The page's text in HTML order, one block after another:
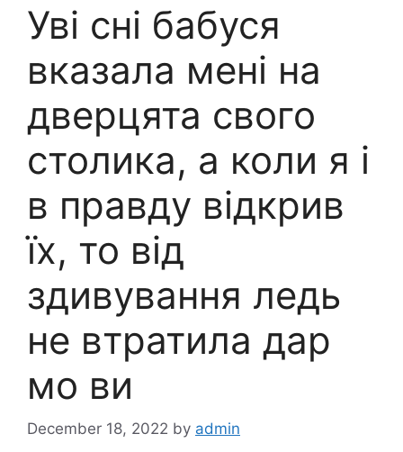
Уві сні бабуся
вказала мені на
дверцята свого
столика, а коли я і
в правду відкрив
їх, то від
здивування ледь
не втратила дар
мо ви
December 18, 2022 by admin